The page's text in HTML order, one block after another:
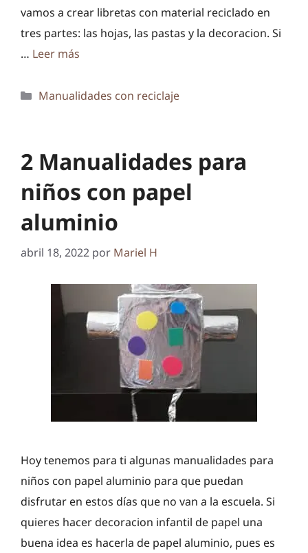
vamos a crear libretas con material reciclado en
tres partes: las hojas, las pastas y la decoracion. Si
… Leer más
Categorías
Manualidades con reciclaje
2 Manualidades para
niños con papel
aluminio
abril 18, 2022 por Mariel H
Hoy tenemos para ti algunas manualidades para
niños con papel aluminio para que puedan
disfrutar en estos días que no van a la escuela. Si
quieres hacer decoracion infantil de papel una
buena idea es hacerla de papel aluminio, pues es